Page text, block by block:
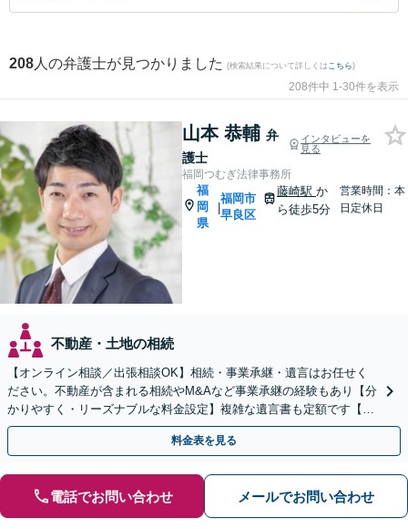
208 人の弁護士が見つかりました (検索結果について詳しくは こちら)
208件中 1-30件を表示
山本 恭輔 弁
護士
インタビューを
見る
福岡つむぎ法律事務所
福
岡
県
|
福岡市
早良区
藤崎駅 か
ら徒歩5分
営業時間：本
日定休日
不動産・土地の相続
【オンライン相談／出張相談OK】相続・事業承継・遺言はお任せく
ださい。不動産が含まれる相続やM&Aなど事業承継の経験もあり【分
かりやすく・リーズナブルな料金設定】複雑な遺言書も定額です【夜
間・休日対応可能】【藤崎駅徒歩5分】【弁護士歴7年】
料金表を見る
電話でお問い合わせ メールでお問い合わせ